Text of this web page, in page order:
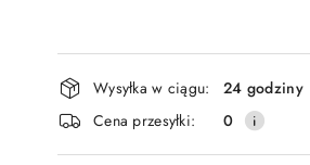
Dostępność
i
dostawa
Wysyłka w ciągu:
24 godziny
Cena przesyłki:
0